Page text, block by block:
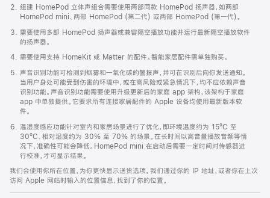
打
开)
组建 HomePod 立体声组合需要使用两部同款 HomePod 扬声器，如两部
HomePod mini、两部 HomePod (第二代) 或两部 HomePod (第一代)。
需要使用多部 HomePod 扬声器或兼容隔空播放功能并运行最新隔空播放软件
的扬声器。
需要使用支持 HomeKit 或 Matter 的配件。智能家居配件需单独购买。
声音识别功能可检测到烟雾和一氧化碳的警报声，并可在识别后向你发送通知。
当用户身处可能受到伤害的环境中，或在高风险或紧急情况下，均不应依赖声音
识别功能。声音识别功能需要使用升级更新后的家庭 app 架构，该架构于家庭
app 中单独提供。它要求所有连接家居配件的 Apple 设备均使用最新版本软
件。
温湿度感应功能针对室内和家居场景进行了优化，即环境温度约为 15ºC 至
30ºC、相对湿度约为 30% 至 70% 的场景。在长时间以高音量播放音频等情
况下，准确性可能会降低。HomePod mini 在启动后需要一定时间对传感器进
行校准，才可显示结果。
我们会使用你所在位置，为你更快显示送货选项。我们通过你的 IP 地址，或者你在上次
访问 Apple 网站时输入的位置信息，找到了你的位置。